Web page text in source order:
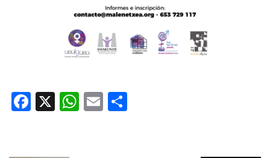
Facebook
X WhatsApp
Email